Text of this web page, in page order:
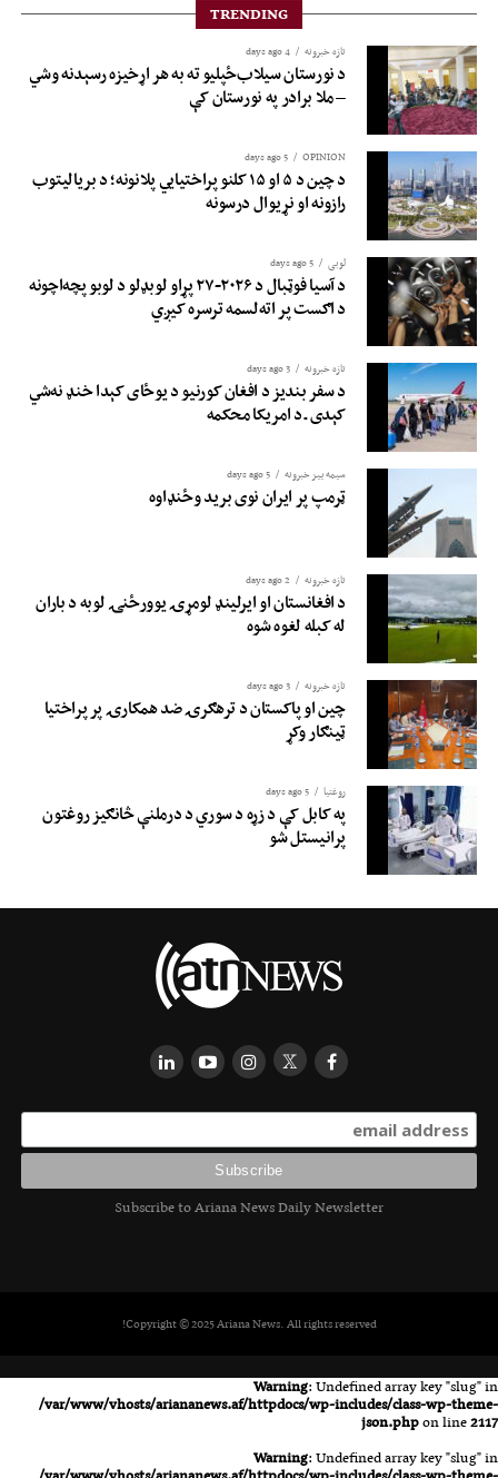
TRENDING
تازه خبرونه 4 days ago
د نورستان سیلاب‌ځپلیو ته به هر اړخیزه رسېدنه وشي
– ملا برادر په نورستان کې
OPINION
5 days ago
د چین د ۵ او ۱۵ کلنو پراختیايي پلانونه؛ د بريالیتوب
رازونه او نړيوال درسونه
لوبی 5 days ago
د آسیا فوټبال د ۲۰۲۶-۲۷ پړاو لوبډلو د لوبو پچه‌اچونه
د اګست پر اته‌لسمه ترسره کیږي
تازه خبرونه 3 days ago
د سفر بندیز د افغان کورنیو د یوځای کېدا خنډ نه‌شي
کېدی ـ د امریکا محکمه
سیمه ییز خبرونه 5 days ago
ټرمپ پر ایران نوی برید وځنډاوه
تازه خبرونه 2 days ago
د افغانستان او ایرلینډ لومړۍ یوورځنۍ لوبه د باران
له کبله لغوه شوه
تازه خبرونه 3 days ago
چین او پاکستان د ترهګرۍ ضد همکارۍ پر پراختیا
ټینګار وکړ
روغتيا 5 days ago
په کابل کې د زړه د سوري د درملنې څانګیز روغتون
پرانیستل شو
Subscribe to Ariana News Daily Newsletter
Copyright © 2025 Ariana News. All rights reserved!
Warning: Undefined array key "slug" in
/var/www/vhosts/ariananews.af/httpdocs/wp-includes/class-wp-theme-
json.phpon line2117
Warning: Undefined array key "slug" in